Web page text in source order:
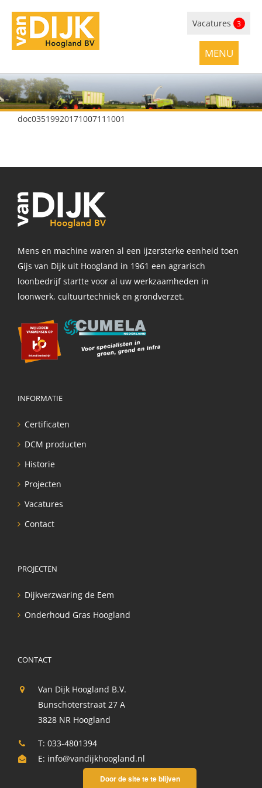
Vacatures 3
doc03519920171007111001
Mens en machine waren al een ijzersterke eenheid toen
Gijs van Dijk uit Hoogland in 1961 een agrarisch
loonbedrijf startte voor al uw werkzaamheden in
loonwerk, cultuurtechniek en grondverzet.
INFORMATIE
Certificaten
DCM producten
Historie
Projecten
Vacatures
Contact
PROJECTEN
Dijkverzwaring de Eem
Onderhoud Gras Hoogland
CONTACT
Van Dijk Hoogland B.V.
Bunschoterstraat 27 A
3828 NR Hoogland
T: 033-4801394
E: info@vandijkhoogland.nl
Door de site te te blijven